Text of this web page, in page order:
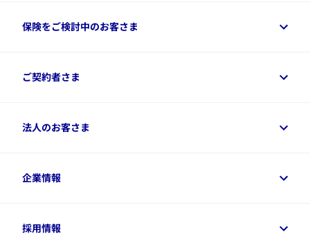
保険をご検討中のお客さま
保険をご検討中のお客さまトップ
資料請求
変額保険各種情報
ご契約者さま
ご契約者さまトップ
デジタル約款
令和8年（2026年）分の生命保険料控除証明書について
法人のお客さま
法人のお客さまトップ
経営者サポートサービス
企業情報
企業情報トップ
採用情報